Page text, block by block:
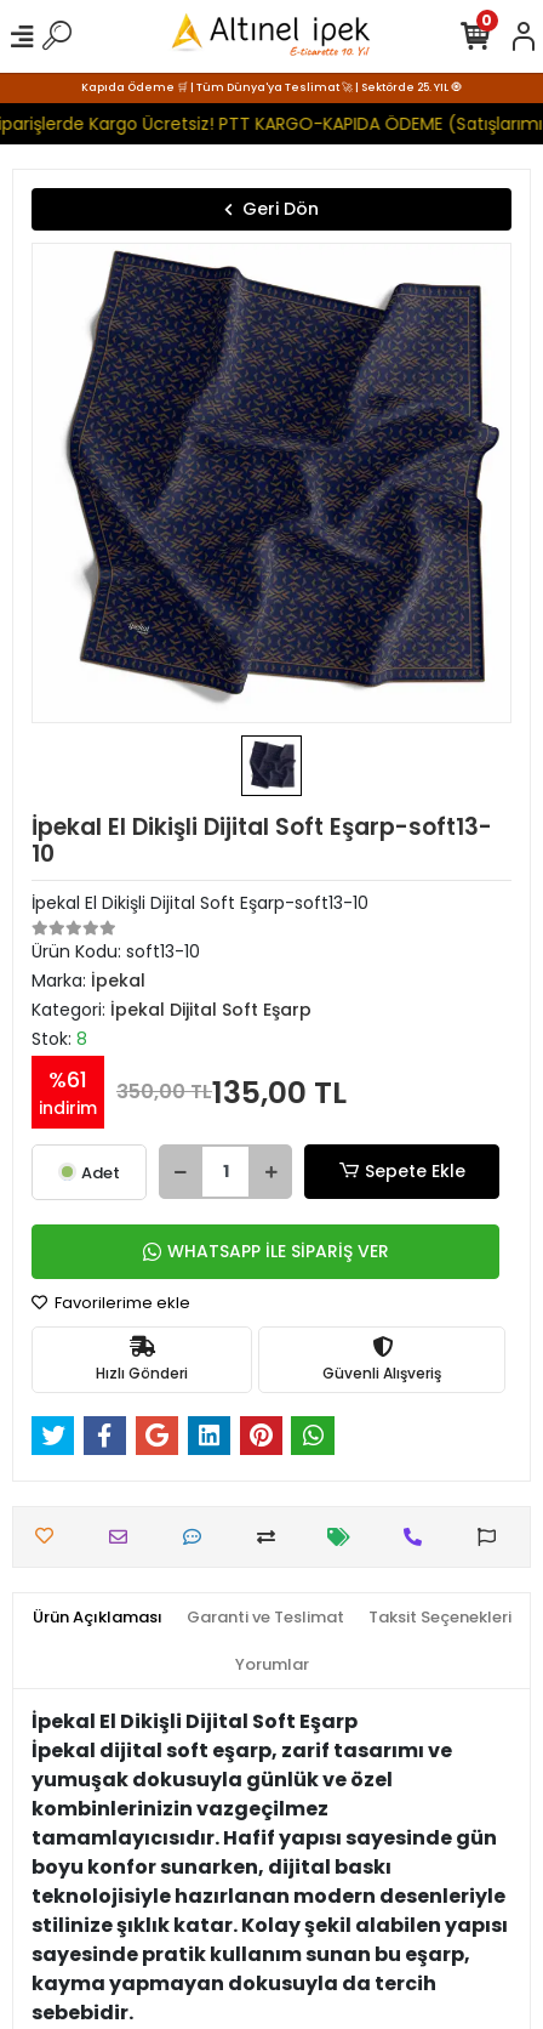
Kapıda Ödeme 🛒 | Tüm Dünya'ya Teslimat 🚀 | Sektörde 25. YIL 🧿
Kargo Ücretsiz! PTT KARGO-KAPIDA ÖDEME
0
Geri Dön
İpekal El Dikişli Dijital Soft Eşarp-soft13-
10
İpekal El Dikişli Dijital Soft Eşarp-soft13-10
Ürün Kodu: soft13-10
Marka: İpekal
Kategori: İpekal Dijital Soft Eşarp
Stok: 8
%61
indirim
350,00 TL135,00 TL
Adet Sepete Ekle
WHATSAPP İLE SİPARİŞ VER
Favorilerime ekle
Hızlı Gönderi Güvenli Alışveriş
Ürün Açıklaması Garanti ve Teslimat Taksit Seçenekleri
Yorumlar
İpekal El Dikişli Dijital Soft Eşarp
İpekal dijital soft eşarp, zarif tasarımı ve
yumuşak dokusuyla günlük ve özel
kombinlerinizin vazgeçilmez
tamamlayıcısıdır. Hafif yapısı sayesinde gün
boyu konfor sunarken, dijital baskı
teknolojisiyle hazırlanan modern desenleriyle
stilinize şıklık katar. Kolay şekil alabilen yapısı
sayesinde pratik kullanım sunan bu eşarp,
kayma yapmayan dokusuyla da tercih
sebebidir.